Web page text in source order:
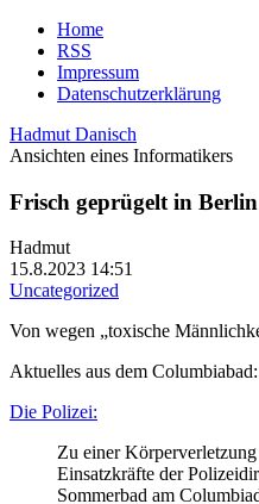
Home
RSS
Impressum
Datenschutzerklärung
Hadmut Danisch
Ansichten eines Informatikers
Frisch geprügelt in Berlin
Hadmut
15.8.2023 14:51
Uncategorized
Von wegen „toxische
Aktuelles aus dem
Die Polizei:
Zu einer
Einsatzkräfte der
Sommerbad am